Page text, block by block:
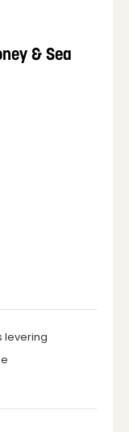
& Sea
levering